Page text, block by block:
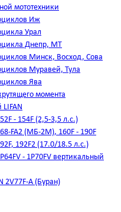
мототехники
Иж
Урал
Днепр, МТ
Минск, Восход, Сова
Муравей, Тула
Ява
момента
- 154F (2,5-3,5 л.с.)
FA2 (МБ-2М), 160F - 190F
192F2 (17.0/18.5 л.с.)
- 1Р70FV вертикальный
2V77F-A (Буран)